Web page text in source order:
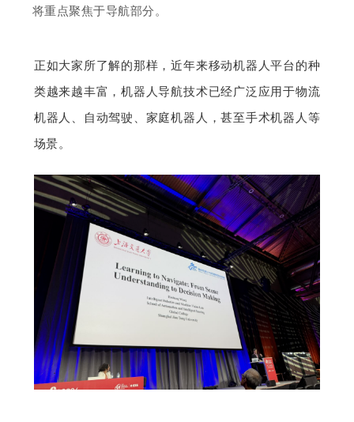
将重点聚焦于导航部分。
正如大家所了解的那样，近年来移动机器人平台的种
类越来越丰富，机器人导航技术已经广泛应用于物流
机器人、自动驾驶、家庭机器人，甚至手术机器人等
场景。